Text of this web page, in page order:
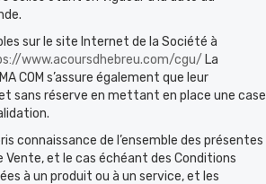
sur le site Internet de la Société à
www.acoursdhebreu.com/cgu/ La
COM s’assure également que leur
sans réserve en mettant en place une case
connaissance de l’ensemble des présentes
Vente, et le cas échéant des Conditions
à un produit ou à un service, et les